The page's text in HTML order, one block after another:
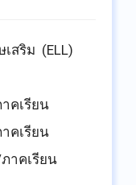
สริม (ELL)
คเรียน
คเรียน
าคเรียน